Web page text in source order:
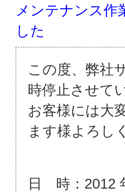
メンテナンス作
した
この度、弊社
時停止させて
お客様には大
ます様よろし
日 時：2012